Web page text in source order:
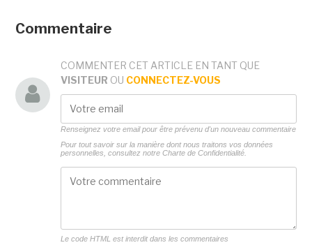
Commentaire
COMMENTER CET ARTICLE EN TANT QUE
VISITEUR OU CONNECTEZ-VOUS
Renseignez votre email pour être prévenu d'un nouveau commentaire
Pour tout savoir sur la manière dont nous traitons vos données
personnelles, consultez notre Charte de Confidentialité.
Le code HTML est interdit dans les commentaires